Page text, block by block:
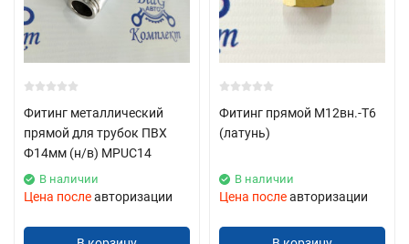
Фитинг металлический
прямой для трубок ПВХ
Ф14мм (н/в) MPUC14
В наличии
Цена послеавторизации
Фитинг прямой М12вн.-Т6
(латунь)
В наличии
Цена послеавторизации